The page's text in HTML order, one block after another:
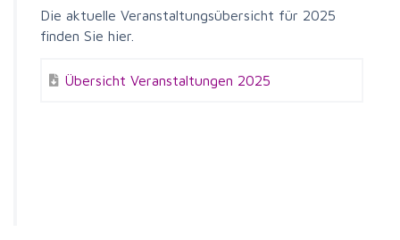
Die aktuelle Veranstaltungsübersicht für 2025
finden Sie hier.
Übersicht Veranstaltungen 2025